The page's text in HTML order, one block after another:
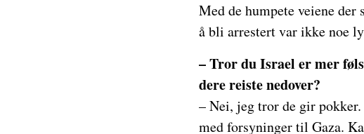
Med de humpete veiene
å bli arrestert var ikke noe
– Tror du Israel er mer
dere reiste nedover?
– Nei, jeg tror de gir
med forsyninger til Gaza.